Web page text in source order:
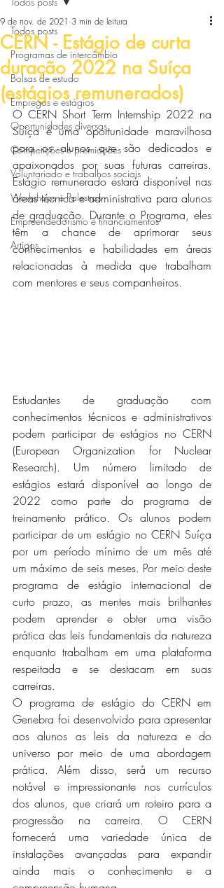
Todos posts
Programas de intercâmbio
Bolsas de estudo
Empregos e estágios
Oportunidades diversas
Competições e premiações
Voluntariado e trabalhos sociais
Workshops e Palestras
Empreendedorismo e financiamentos
Artigos
CERN - Estágio de curta
duração 2022 na Suíça
(estágios remunerados)
9 de nov. de 2021 3 min de leitura
O CERN Short Term Internship 2022 na
Suíça é uma oportunidade maravilhosa
para os alunos que são dedicados e
apaixonados por suas futuras carreiras.
Estágio remunerado estará disponível nas
áreas técnica e administrativa para alunos
de graduação. Durante o Programa, eles
têm a chance de aprimorar seus
conhecimentos e habilidades em áreas
relacionadas à medida que trabalham
com mentores e seus companheiros.
Estudantes de graduação com
conhecimentos técnicos e administrativos
podem participar de estágios no CERN
(European Organization for Nuclear
Research). Um número limitado de
estágios estará disponível ao longo de
2022 como parte do programa de
treinamento prático. Os alunos podem
participar de um estágio no CERN Suíça
por um período mínimo de um mês até
um máximo de seis meses. Por meio deste
programa de estágio internacional de
curto prazo, as mentes mais brilhantes
podem aprender e obter uma visão
prática das leis fundamentais da natureza
enquanto trabalham em uma plataforma
respeitada e se destacam em suas
carreiras.
O programa de estágio do CERN em
Genebra foi desenvolvido para apresentar
aos alunos as leis da natureza e do
universo por meio de uma abordagem
prática. Além disso, será um recurso
notável e impressionante nos currículos
dos alunos, que criará um roteiro para a
progressão na carreira. O CERN
fornecerá uma variedade única de
instalações avançadas para expandir
ainda mais o conhecimento e a